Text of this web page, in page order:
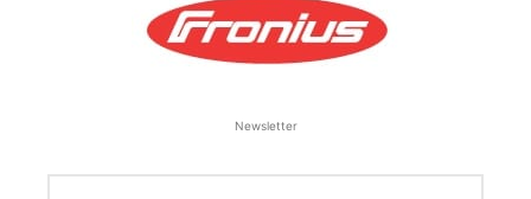
Newsletter